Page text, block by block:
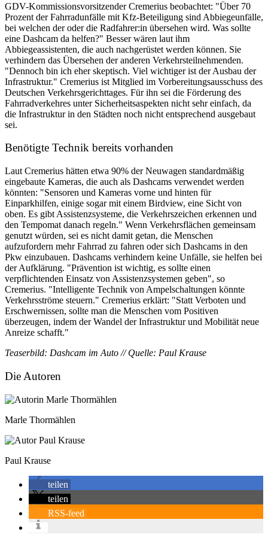
GDV-Kommissionsvorsitzender Cremerius beobachtet: "Über 70
Prozent der Fahrradunfälle mit Kfz-Beteiligung sind Abbiegeunfälle,
bei welchen der oder die Radfahrer:in übersehen wird. Was sollte
eine Dashcam da helfen?" Besser wären laut ihm
Abbiegeassistenten, die auch nachgerüstet werden können. Sie
verhindern das Übersehen der anderen Verkehrsteilnehmenden.
"Dennoch bin ich eher skeptisch. Viel wichtiger ist der Ausbau der
Infrastruktur." Cremerius ist Mitglied im Vorbereitungsausschuss des
Deutschen Verkehrsgerichttages. Für ihn sei die Förderung des
Fahrradverkehres unter Sicherheitsaspekten nicht sehr einfach, da
die Infrastruktur in den Städten noch nicht entsprechend ausgebaut
sei.
Benötigte Technik bereits vorhanden
Laut Cremerius hätten etwa 90% der Neuwagen standardmäßig
eingebaute Kameras, die auch als Dashcams verwendet werden
könnten: "Sensoren und Kameras vorne und hinten für
Einparkhilfen, einige sogar mit einem Birdview, eine Sicht von
oben. Es gibt Assistenzsysteme, die Verkehrszeichen erkennen und
den Tempomat danach regeln." Wenn Verkehrsflächen gemeinsam
genutzt würden, sei es nicht damit getan, die Menschen
aufzufordern mehr Fahrrad zu fahren oder sich Dashcams in den
Pkw einzubauen. Dashcams verhindern keine Unfälle, sie helfen bei
der Aufklärung. "Prävention ist wichtig, es sollte einen
verpflichtenden Einsatz von Assistenzsystemen geben", so
Cremerius. "Intelligente Technik von Ampelschaltungen könnte
Verkehrsströme steuern." Cremerius erklärt: "Statt Verboten und
Erschwernissen, sollte man die Menschen vom Positiven
überzeugen, indem der Wandel der Infrastruktur und Mobilität neue
Anreize schafft."
Teaserbild: Dashcam im Auto // Quelle: Paul Krause
Die Autoren
Marle Thormählen
Paul Krause
teilen
teilen
RSS-feed